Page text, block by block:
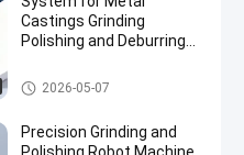
Castings Grinding
Polishing and Deburring
পোলিশিং মেশিন
2026-05-07
Precision Grinding and